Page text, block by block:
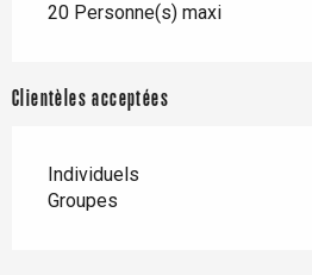
20 Personne(s) maxi
Clientèles acceptées
Individuels
Groupes